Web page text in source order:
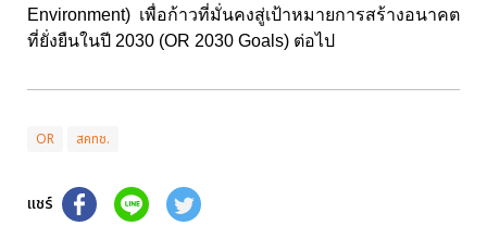
Environment) เพื่อก้าวที่มั่นคงสู่เป้าหมายการสร้างอนาคต
ที่ยั่งยืนในปี 2030 (OR 2030 Goals) ต่อไป
OR สคทช.
แชร์